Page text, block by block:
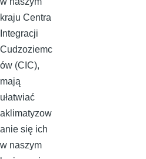
kraju Centra
Integracji
Cudzoziemc
ów (CIC),
mają
ułatwiać
aklimatyzow
anie się ich
w naszym